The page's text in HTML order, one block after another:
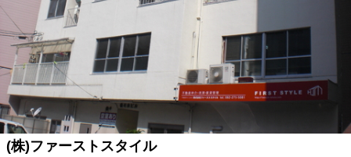
(株)ファーストスタイル